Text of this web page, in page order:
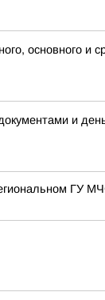
основного и
и
ГУ